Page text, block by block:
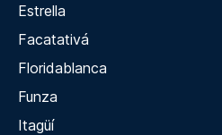
Estrella
Facatativá
Floridablanca
Funza
Itagüí